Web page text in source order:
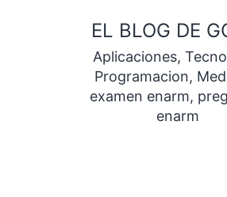
contenido
EL BLOG DE
Aplicaciones,
Programacion,
examen enarm,
enarm